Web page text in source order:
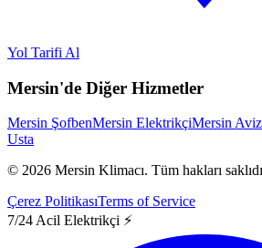
Yol Tarifi Al
Mersin'de Diğer Hizmetler
Mersin ŞofbenMersin ElektrikçiMersin
Usta
© 2026 Mersin Klimacı. Tüm hakları
Çerez PolitikasıTerms of Service
7/24 Acil Elektrikçi ⚡